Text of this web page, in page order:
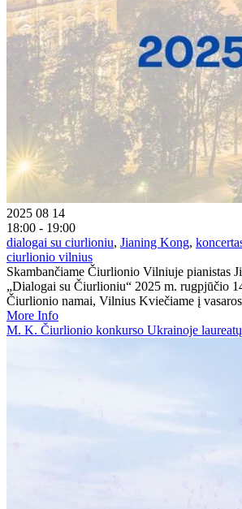
2025 08 14
18:00 - 19:00
dialogai su ciurlioniu, Jianing Kong,
ciurlionio vilnius
Skambančiame Čiurlionio Vilniuje pianistas
„Dialogai su Čiurlioniu“ 2025 m. rugpjūčio
Čiurlionio namai, Vilnius Kviečiame į
More Info
M. K. Čiurlionio konkurso Ukrainoje